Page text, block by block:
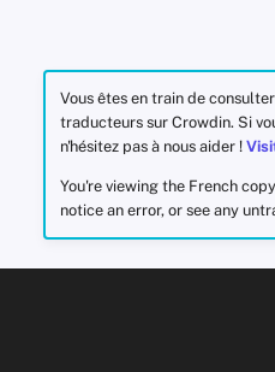
Vous êtes en train de
traducteurs sur Crowdin. Si
n'hésitez pas à nous aider !
You're viewing the French
notice an error, or see any